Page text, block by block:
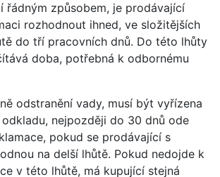
řádným způsobem, je prodávající
rozhodnout ihned, ve složitějších
do tří pracovních dnů. Do této lhůty
doba, potřebná k odbornému
odstranění vady, musí být vyřízena
nejpozději do 30 dnů ode
pokud se prodávající s
na delší lhůtě. Pokud nedojde k
v této lhůtě, má kupující stejná